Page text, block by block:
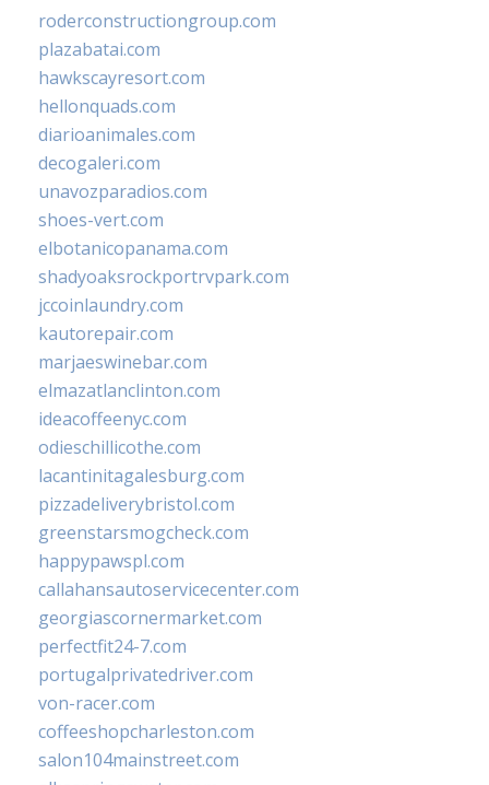
roderconstructiongroup.com
plazabatai.com
hawkscayresort.com
hellonquads.com
diarioanimales.com
decogaleri.com
unavozparadios.com
shoes-vert.com
elbotanicopanama.com
shadyoaksrockportrvpark.com
jccoinlaundry.com
kautorepair.com
marjaeswinebar.com
elmazatlanclinton.com
ideacoffeenyc.com
odieschillicothe.com
lacantinitagalesburg.com
pizzadeliverybristol.com
greenstarsmogcheck.com
happypawspl.com
callahansautoservicecenter.com
georgiascornermarket.com
perfectfit24-7.com
portugalprivatedriver.com
von-racer.com
coffeeshopcharleston.com
salon104mainstreet.com